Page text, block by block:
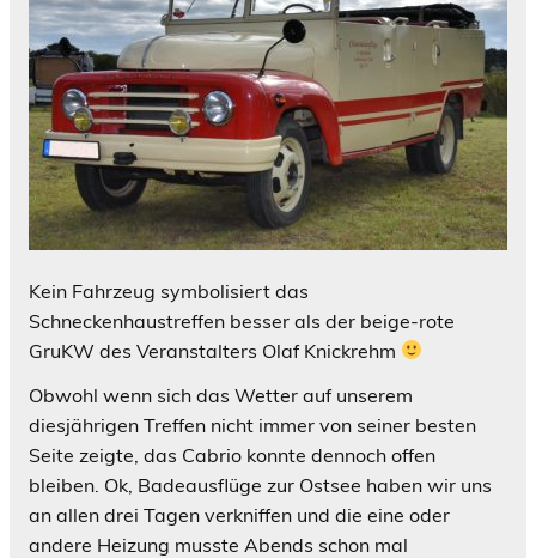
Kein Fahrzeug symbolisiert das
Schneckenhaustreffen besser als der beige-rote
GruKW des Veranstalters Olaf Knickrehm
Obwohl wenn sich das Wetter auf unserem
diesjährigen Treffen nicht immer von seiner besten
Seite zeigte, das Cabrio konnte dennoch offen
bleiben. Ok, Badeausflüge zur Ostsee haben wir uns
an allen drei Tagen verkniffen und die eine oder
andere Heizung musste Abends schon mal